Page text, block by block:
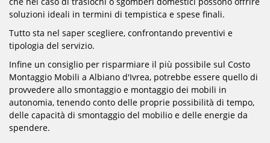
soluzioni ideali in termini di tempistica e spese finali.
Tutto sta nel saper scegliere, confrontando preventivi e
tipologia del servizio.
Infine un consiglio per risparmiare il più possibile sul Costo
Montaggio Mobili a Albiano d'Ivrea, potrebbe essere quello di
provvedere allo smontaggio e montaggio dei mobili in
autonomia, tenendo conto delle proprie possibilità di tempo,
delle capacità di smontaggio del mobilio e delle energie da
spendere.